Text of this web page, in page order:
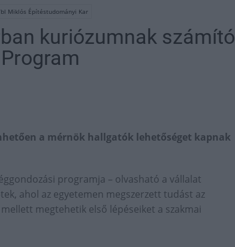
Miklós Építéstudományi Kar
kuriózumnak számító
a mérnök hallgatók lehetőséget kapnak
programja – olvasható a vállalat
ahol az egyetemen megszerzett tudást az
megtehetik első lépéseiket a szakmai